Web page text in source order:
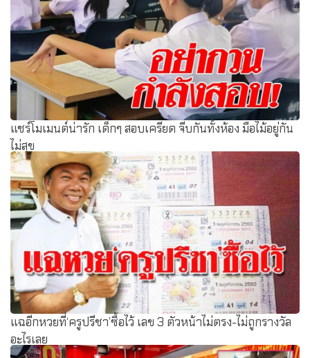
แชร์โมเมนต์น่ารัก เด็กๆ สอบเครียด จีบกันทั้งห้อง มือไม้อยู่กัน
ไม่สุข
แฉอีกหวยที่‘ครูปรีชา’ซื้อไว้ เลข 3 ตัวหน้าไม่ตรง-ไม่ถูกรางวัล
อะไรเลย